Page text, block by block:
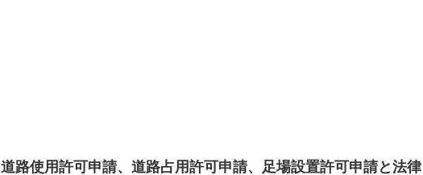
道路使用許可申請、道路占用許可申請、足場設置許可申請と法律